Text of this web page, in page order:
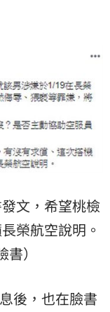
文，希望桃檢
榮航空說明。
）
後，也在臉書